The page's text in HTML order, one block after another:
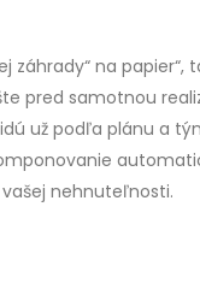
na
pred samotnou
už podľa plánu a
nehnuteľnosti.